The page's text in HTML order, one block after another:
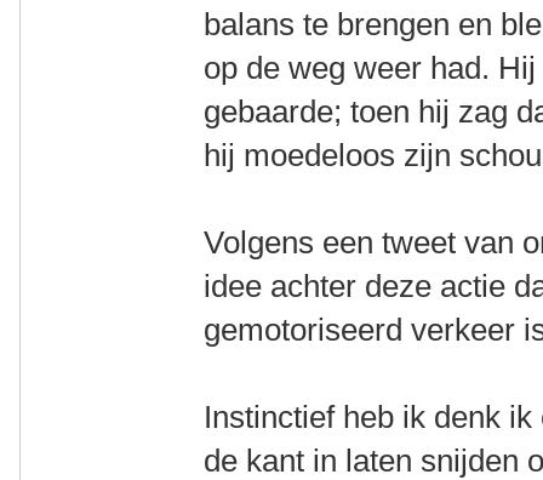
balans te brengen en
op de weg weer had.
gebaarde; toen hij zag
hij moedeloos zijn
Volgens een tweet van
idee achter deze actie
gemotoriseerd verkeer
Instinctief heb ik denk
de kant in laten snijden